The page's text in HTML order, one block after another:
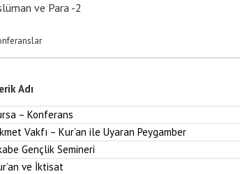
ve Para -2
Adı
– Konferans
Vakfı – Kur’an ile Uyaran Peygamber
Gençlik Semineri
ve İktisat